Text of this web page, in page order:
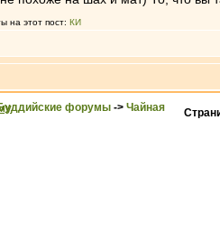
на этот пост: КИ
форумы -> Чайная